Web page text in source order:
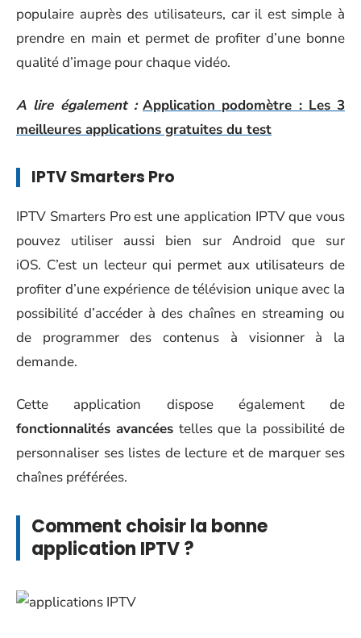
populaire auprès des utilisateurs, car il est simple à
prendre en main et permet de profiter d’une bonne
qualité d’image pour chaque vidéo.
A lire également : Application podomètre : Les 3
meilleures applications gratuites du test
IPTV Smarters Pro
IPTV Smarters Pro est une application IPTV que vous
pouvez utiliser aussi bien sur Android que sur
iOS. C’est un lecteur qui permet aux utilisateurs de
profiter d’une expérience de télévision unique avec la
possibilité d’accéder à des chaînes en streaming ou
de programmer des contenus à visionner à la
demande.
Cette application dispose également de
fonctionnalités avancées telles que la possibilité de
personnaliser ses listes de lecture et de marquer ses
chaînes préférées.
Comment choisir la bonne
application IPTV ?